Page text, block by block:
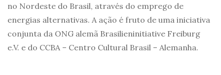
no Nordeste do Brasil, através do emprego de
energias alternativas. A ação é fruto de uma iniciativa
conjunta da ONG alemã Brasilieninitiative Freiburg
e.V. e do CCBA – Centro Cultural Brasil – Alemanha.